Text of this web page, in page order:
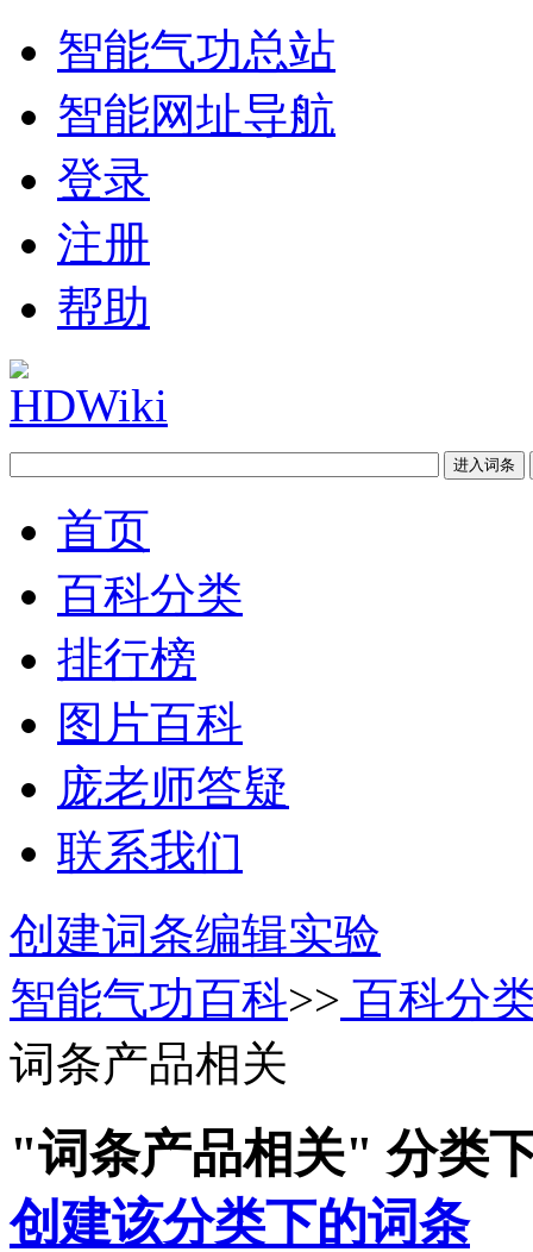
智能气功总站
智能网址导航
登录
注册
帮助
首页
百科分类
排行榜
图片百科
庞老师答疑
联系我们
创建词条编辑实验
智能气功百科>> 百科分
词条产品相关
"词条产品相关" 分类
创建该分类下的词条